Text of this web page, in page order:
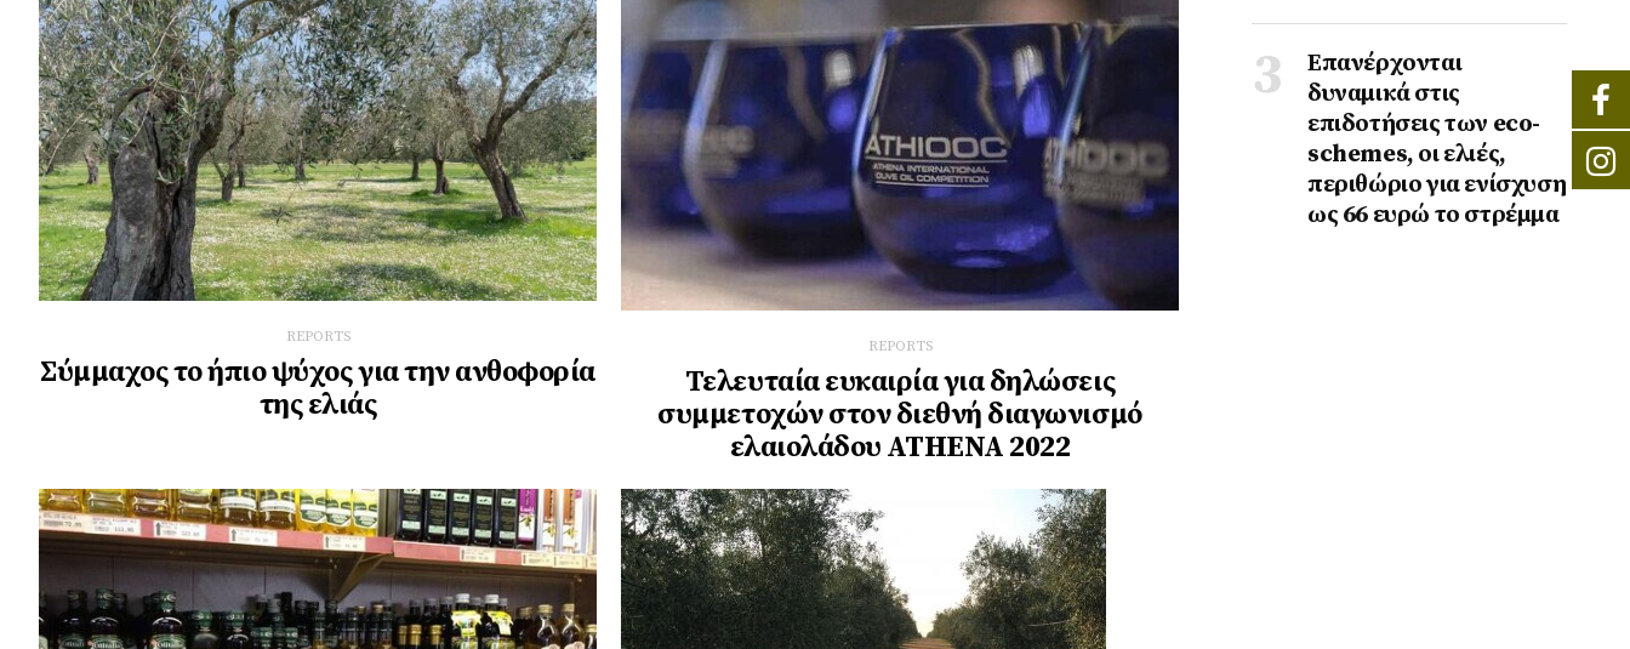
REPORTS
Σύμμαχος το ήπιο ψύχος για την ανθοφορία
της ελιάς
REPORTS
Τελευταία ευκαιρία για δηλώσεις
συμμετοχών στον διεθνή διαγωνισμό
ελαιολάδου ATHENA 2022
Επανέρχονται
δυναμικά στις
επιδοτήσεις των eco-
schemes, οι ελιές,
περιθώριο για ενίσχυση
ως 66 ευρώ το στρέμμα